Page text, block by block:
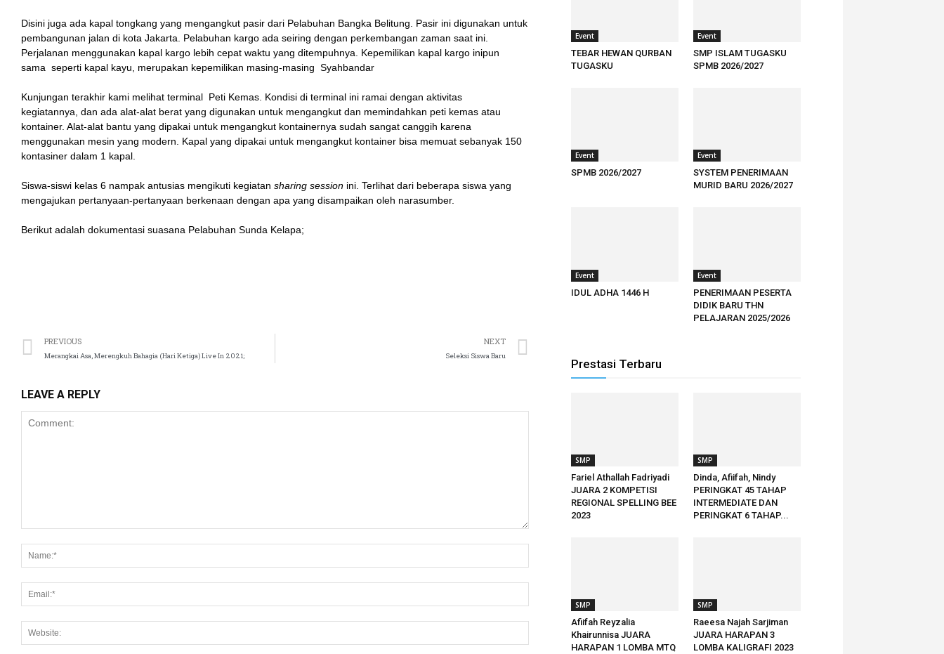
Disini juga ada kapal tongkang yang mengangkut pasir dari Pelabuhan Bangka Belitung. Pasir ini digunakan untuk
pembangunan jalan di kota Jakarta. Pelabuhan kargo ada seiring dengan perkembangan zaman saat ini.
Perjalanan menggunakan kapal kargo lebih cepat waktu yang ditempuhnya. Kepemilikan kapal kargo inipun
sama seperti kapal kayu, merupakan kepemilikan masing-masing Syahbandar
Kunjungan terakhir kami melihat terminal Peti Kemas. Kondisi di terminal ini ramai dengan aktivitas
kegiatannya, dan ada alat-alat berat yang digunakan untuk mengangkut dan memindahkan peti kemas atau
kontainer. Alat-alat bantu yang dipakai untuk mengangkut kontainernya sudah sangat canggih karena
menggunakan mesin yang modern. Kapal yang dipakai untuk mengangkut kontainer bisa memuat sebanyak 150
kontasiner dalam 1 kapal.
Siswa-siswi kelas 6 nampak antusias mengikuti kegiatan sharing session ini. Terlihat dari beberapa siswa yang
mengajukan pertanyaan-pertanyaan berkenaan dengan apa yang disampaikan oleh narasumber.
Berikut adalah dokumentasi suasana Pelabuhan Sunda Kelapa;
PREVIOUS
Merangkai Asa, Merengkuh Bahagia (Hari Ketiga) Live In 2021;
NEXT
Seleksi Siswa Baru
LEAVE A REPLY
Event
TEBAR HEWAN QURBAN
TUGASKU
Event
SMP ISLAM TUGASKU
SPMB 2026/2027
Event
SPMB 2026/2027
Event
SYSTEM PENERIMAAN
MURID BARU 2026/2027
Event
IDUL ADHA 1446 H
Event
PENERIMAAN PESERTA
DIDIK BARU THN
PELAJARAN 2025/2026
Prestasi Terbaru
SMP
Fariel Athallah Fadriyadi
JUARA 2 KOMPETISI
REGIONAL SPELLING BEE
2023
SMP
Dinda, Afiifah, Nindy
PERINGKAT 45 TAHAP
INTERMEDIATE DAN
PERINGKAT 6 TAHAP...
SMP
Afiifah Reyzalia
Khairunnisa JUARA
HARAPAN 1 LOMBA MTQ
SMP
Raeesa Najah Sarjiman
JUARA HARAPAN 3
LOMBA KALIGRAFI 2023